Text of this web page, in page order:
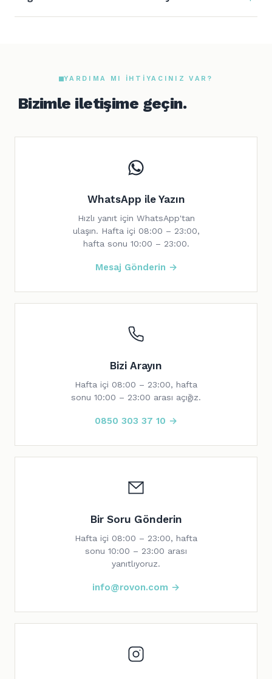
YARDIMA MI IHTIYACINIZ VAR?
Bizimle iletişime geçin.
WhatsApp ile Yazın
Hızlı yanıt için WhatsApp'tan
ulaşın. Hafta içi 08:00 – 23:00,
hafta sonu 10:00 – 23:00.
Mesaj Gönderin →
Bizi Arayın
Hafta içi 08:00 – 23:00, hafta
sonu 10:00 – 23:00 arası açığız.
0850 303 37 10 →
Bir Soru Gönderin
Hafta içi 08:00 – 23:00, hafta
sonu 10:00 – 23:00 arası
yanıtlıyoruz.
info@rovon.com →